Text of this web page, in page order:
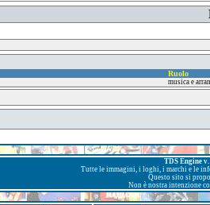
Ruolo
musica e
TDS Engine
Tutte le immagini, i loghi, i marchi e le
Questo sito si
Non è nostra intenzione